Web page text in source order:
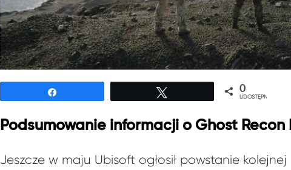
0
UDOSTĘPNIEŃ
Podsumowanie informacji o Ghost
Jeszcze w maju Ubisoft ogłosił powstanie